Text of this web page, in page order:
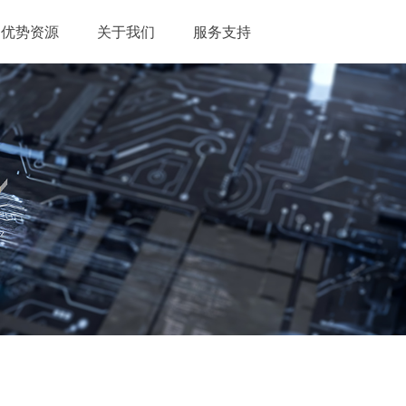
优势资源 关于我们 服务支持